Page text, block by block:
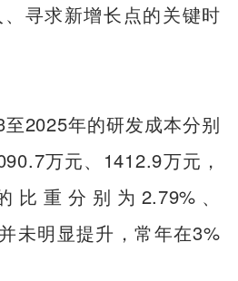
寻求新增长点的关键时
2025年的研发成本分别
万元、1412.9万元，
重分别为2.79%、
未明显提升，常年在3%